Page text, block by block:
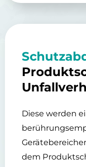
Diese werden
dem